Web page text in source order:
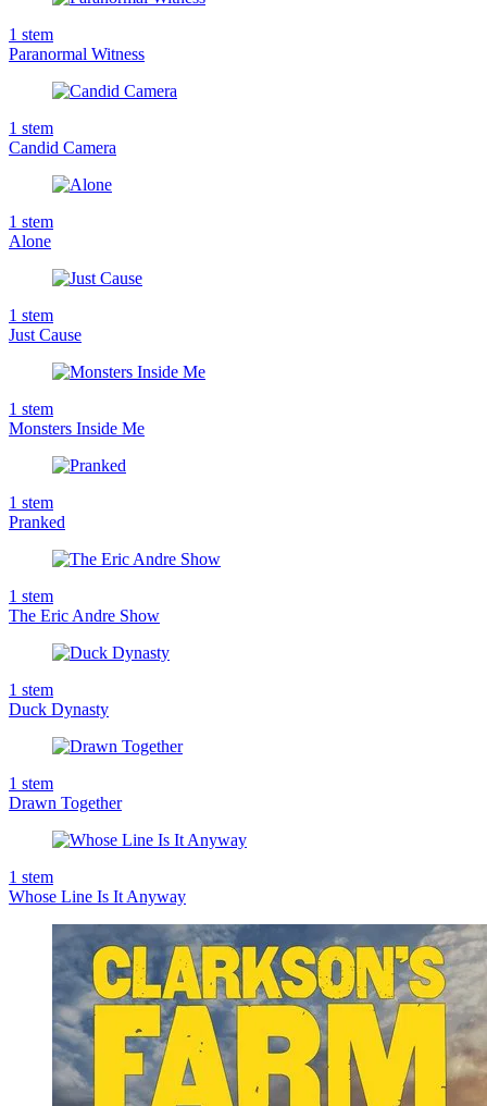
1 stem
Paranormal Witness
1 stem
Candid Camera
1 stem
Alone
1 stem
Just Cause
1 stem
Monsters Inside Me
1 stem
Pranked
1 stem
The Eric Andre Show
1 stem
Duck Dynasty
1 stem
Drawn Together
1 stem
Whose Line Is It Anyway